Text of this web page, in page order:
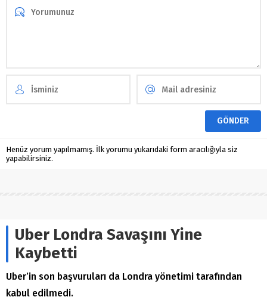
Henüz yorum yapılmamış. İlk yorumu yukarıdaki form aracılığıyla siz
yapabilirsiniz.
Uber Londra Savaşını Yine
Kaybetti
Uber’in son başvuruları da Londra yönetimi tarafından
kabul edilmedi.